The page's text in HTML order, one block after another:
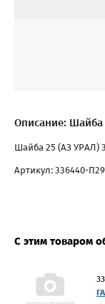
Описание: Шайба
Шайба 25 (АЗ УРАЛ)
Артикул: 336440-П29
С этим товаром